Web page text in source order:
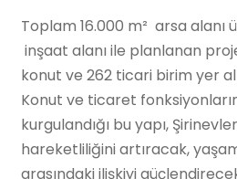
Toplam 16.000 m² arsa alanı
inşaat alanı ile planlanan
konut ve 262 ticari birim yer
Konut ve ticaret
kurgulandığı bu yapı,
hareketliliğini artıracak,
arasındaki ilişkiyi